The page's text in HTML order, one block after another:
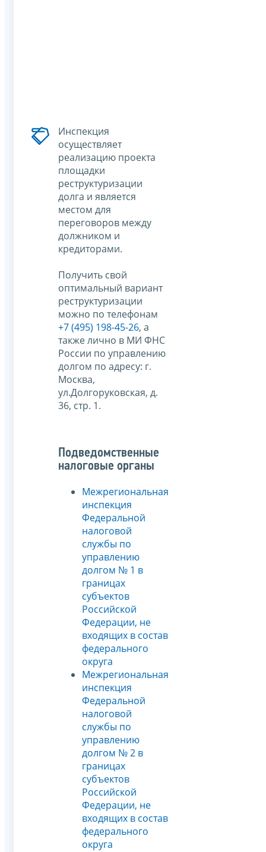
Инспекция
осуществляет
реализацию проекта
площадки
реструктуризации
долга и является
местом для
переговоров между
должником и
кредиторами.
Получить свой
оптимальный вариант
реструктуризации
можно по телефонам
+7 (495) 198-45-26, а
также лично в МИ ФНС
России по управлению
долгом по адресу: г.
Москва,
ул.Долгоруковская, д.
36, стр. 1.
Подведомственные
налоговые органы
Межрегиональная
инспекция
Федеральной
налоговой
службы по
управлению
долгом № 1 в
границах
субъектов
Российской
Федерации, не
входящих в состав
федерального
округа
Межрегиональная
инспекция
Федеральной
налоговой
службы по
управлению
долгом № 2 в
границах
субъектов
Российской
Федерации, не
входящих в состав
федерального
округа